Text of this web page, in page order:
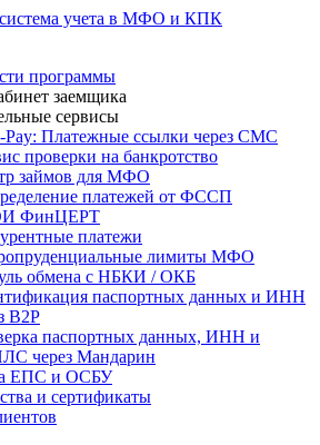
система учета в МФО и КПК
программы
заемщика
сервисы
Pay: Платежные ссылки через СМС
проверки на банкротство
займов для МФО
платежей от ФССП
ФинЦЕРТ
платежи
лимиты МФО
обмена с НБКИ / ОКБ
паспортных данных и ИНН
B2P
паспортных данных, ИНН и
через Мандарин
ЕПС и ОСБУ
и сертификаты